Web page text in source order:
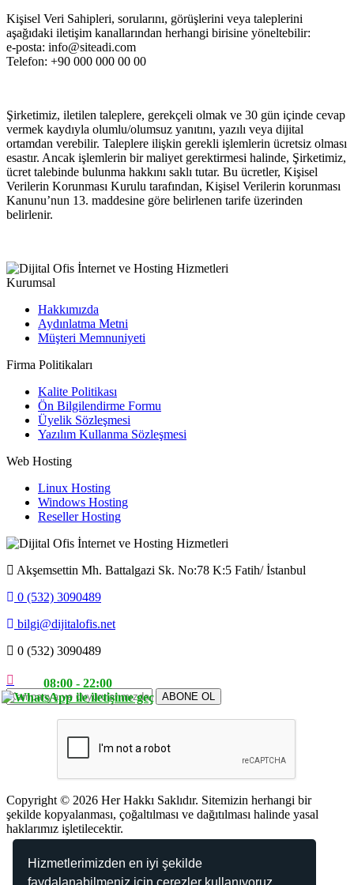
Hizmetlerimizden en iyi şekilde
faydalanabilmeniz için çerezler kullanıyoruz.
08:00 - 22:00
Kişisel Veri Sahipleri, sorularını, görüşlerini veya taleplerini
aşağıdaki iletişim kanallarından herhangi birisine yöneltebilir:
e-posta: info@siteadi.com
Telefon: +90 000 000 00 00
Şirketimiz, iletilen taleplere, gerekçeli olmak ve 30 gün içinde cevap
vermek kaydıyla olumlu/olumsuz yanıtını, yazılı veya dijital
ortamdan verebilir. Taleplere ilişkin gerekli işlemlerin ücretsiz olması
esastır. Ancak işlemlerin bir maliyet gerektirmesi halinde, Şirketimiz,
ücret talebinde bulunma hakkını saklı tutar. Bu ücretler, Kişisel
Verilerin Korunması Kurulu tarafından, Kişisel Verilerin korunması
Kanunu’nun 13. maddesine göre belirlenen tarife üzerinden
belirlenir.
Kurumsal
Hakkımızda
Aydınlatma Metni
Müşteri Memnuniyeti
Firma Politikaları
Kalite Politikası
Ön Bilgilendirme Formu
Üyelik Sözleşmesi
Yazılım Kullanma Sözleşmesi
Web Hosting
Linux Hosting
Windows Hosting
Reseller Hosting
Akşemsettin Mh. Battalgazi Sk. No:78 K:5 Fatih/ İstanbul
0 (532) 3090489
bilgi@dijitalofis.net
0 (532) 3090489
Copyright © 2026 Her Hakkı Saklıdır. Sitemizin herhangi bir
şekilde kopyalanması, çoğaltılması ve dağıtılması halinde yasal
haklarımız işletilecektir.
Kabul Ettiğimiz Ödemeler